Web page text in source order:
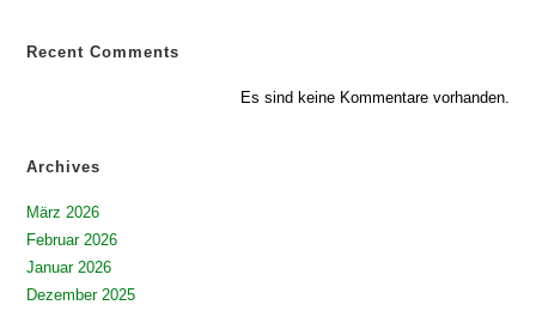
Recent Comments
Es sind keine Kommentare vorhanden.
Archives
März 2026
Februar 2026
Januar 2026
Dezember 2025